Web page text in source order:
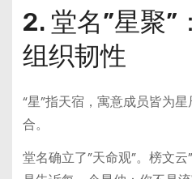
2. 堂名”星聚”
组织韧性
“星”指天宿，寓意成员皆为
合。
堂名确立了”天命观”。榜文